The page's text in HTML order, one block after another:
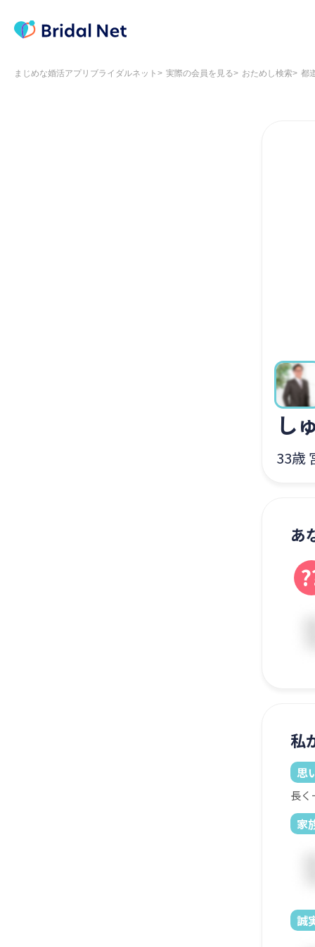
まじめな婚活アプリブライダルネット 実際の会員を見る おためし検索 都
し
33歳
あ
私
思
長く
家
誠